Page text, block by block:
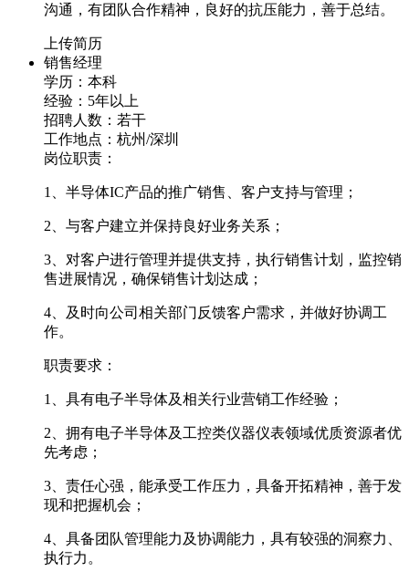
沟通，有团队合作精神，良好的抗压能力，善于总结。
上传简历
销售经理
学历：本科
经验：5年以上
招聘人数：若干
工作地点：杭州/深圳
岗位职责：
1 半导体IC产品的推广销售、客户支持与管理；
2、与客户建立并保持良好业务关系；
3、对客户进行管理并提供支持，执行销售计划，监控销
售进展情况，确保销售计划达成；
4、及时向公司相关部门反馈客户需求，并做好协调工
作。
职责要求：
1、具有电子半导体及相关行业营销工作经验；
2、拥有电子半导体及工控类仪器仪表领域优质资源者优
先考虑；
3、责任心强，能承受工作压力，具备开拓精神，善于发
现和把握机会；
4、具备团队管理能力及协调能力，具有较强的洞察力、
执行力。